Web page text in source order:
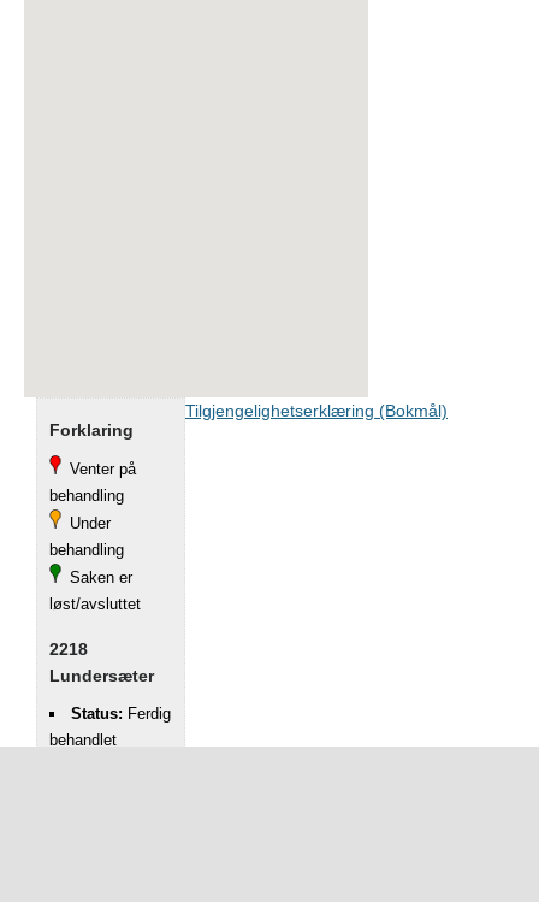
Forklaring
Venter på
behandling
Under
behandling
Saken er
løst/avsluttet
2218
Lundersæter
Status: Ferdig
behandlet
Tilgjengelighetserklæring (Bokmål)